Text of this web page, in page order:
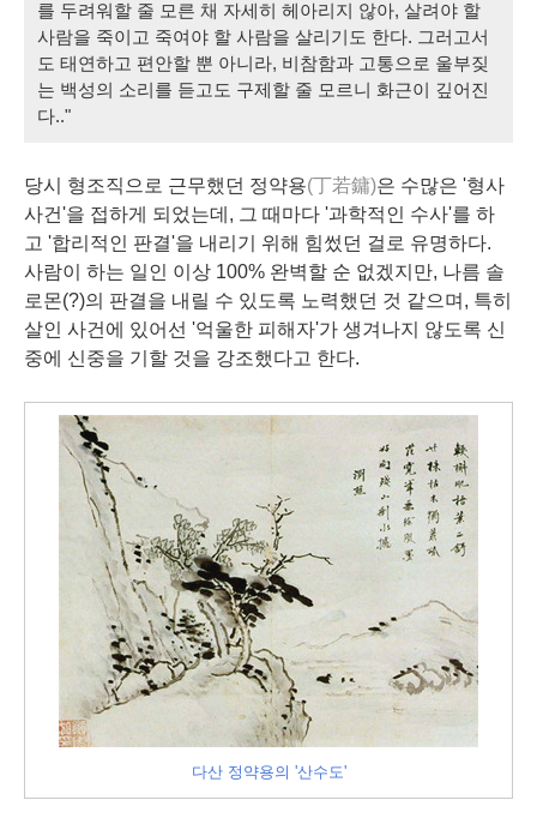
를 두려워할 줄 모른 채 자세히 헤아리지 않아, 살려야 할
사람을 죽이고 죽여야 할 사람을 살리기도 한다. 그러고서
도 태연하고 편안할 뿐 아니라, 비참함과 고통으로 울부짖
는 백성의 소리를 듣고도 구제할 줄 모르니 화근이 깊어진
다.."
당시 형조직으로 근무했던 정약용(丁若鏞)은 수많은 '형사
사건'을 접하게 되었는데, 그 때마다 '과학적인 수사'를 하
고 '합리적인 판결'을 내리기 위해 힘썼던 걸로 유명하다.
사람이 하는 일인 이상 100% 완벽할 순 없겠지만, 나름 솔
로몬(?)의 판결을 내릴 수 있도록 노력했던 것 같으며, 특히
살인 사건에 있어선 '억울한 피해자'가 생겨나지 않도록 신
중에 신중을 기할 것을 강조했다고 한다.
다산 정약용의 '산수도'